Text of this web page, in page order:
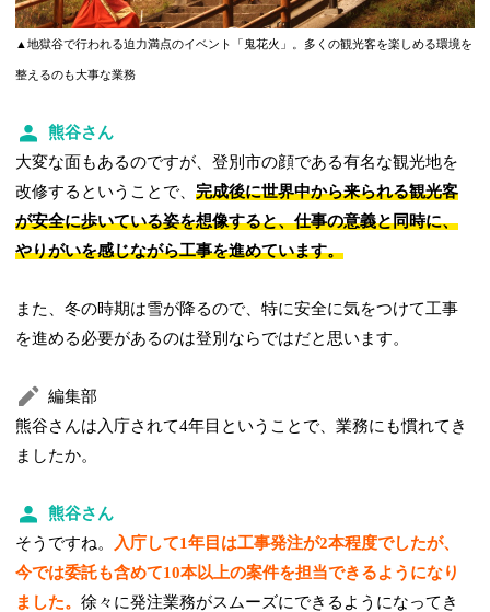
▲地獄谷で行われる迫力満点のイベント「鬼花火」。多くの観光客を楽しめる環境を
整えるのも大事な業務
熊谷さん
大変な面もあるのですが、登別市の顔である有名な観光地を
改修するということで、完成後に世界中から来られる観光客
が安全に歩いている姿を想像すると、仕事の意義と同時に、
やりがいを感じながら工事を進めています。
また、冬の時期は雪が降るので、特に安全に気をつけて工事
を進める必要があるのは登別ならではだと思います。
編集部
熊谷さんは入庁されて4年目ということで、業務にも慣れてき
ましたか。
熊谷さん
そうですね。
入庁して1年目は工事発注が2本程度でしたが、
今では委託も含めて10本以上の案件を担当できるようになり
ました。徐々に発注業務がスムーズにできるようになってき